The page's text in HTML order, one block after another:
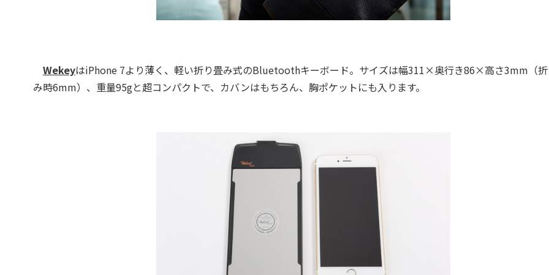
WekeyはiPhone 7より薄く、軽い折り畳み式のBluetoothキーボード。サイズは幅311×奥行き86×高さ3mm（
み時6mm）、重量95gと超コンパクトで、カバンはもちろん、胸ポケットにも入ります。